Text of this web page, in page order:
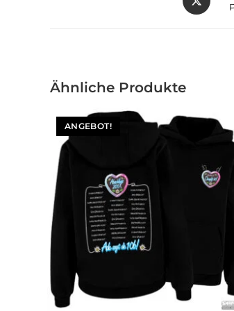
Ähnliche Produkte
ANGEBOT!